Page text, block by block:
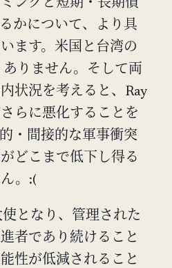
ングと短期・長期債
かについて、より具
ます。米国と台湾の
りません。そして両
状況を考えると、Ray
らに悪化することを
・間接的な軍事衝突
どこまで低下し得る
。:(
となり、管理された
者であり続けること
性が低減されること